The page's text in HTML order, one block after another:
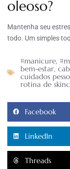
oleoso?
Mantenha seu
todo. Um simples
#manicure,
bem-estar,
cuidados
rotina de
Facebook
LinkedIn
Threads